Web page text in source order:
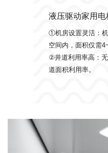
液压驱动家用
①机房设置灵活：
空间内，面积仅需
②井道利用率高：
道面积利用率。